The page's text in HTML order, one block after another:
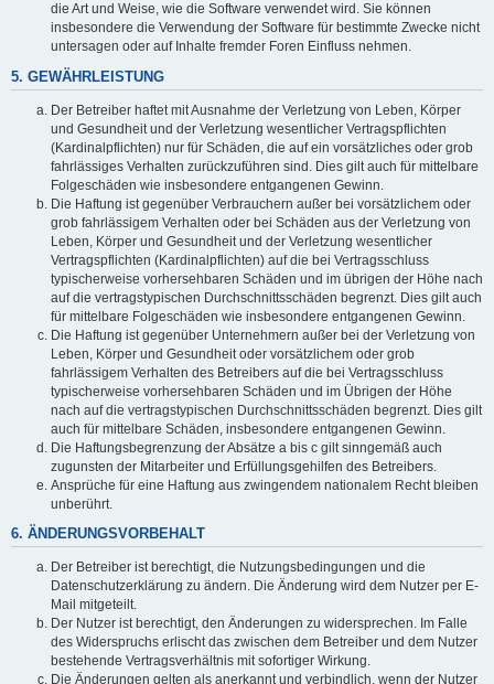
die Art und Weise, wie die Software verwendet wird. Sie können
insbesondere die Verwendung der Software für bestimmte Zwecke nicht
untersagen oder auf Inhalte fremder Foren Einfluss nehmen.
5. GEWÄHRLEISTUNG
Der Betreiber haftet mit Ausnahme der Verletzung von Leben, Körper
und Gesundheit und der Verletzung wesentlicher Vertragspflichten
(Kardinalpflichten) nur für Schäden, die auf ein vorsätzliches oder grob
fahrlässiges Verhalten zurückzuführen sind. Dies gilt auch für mittelbare
Folgeschäden wie insbesondere entgangenen Gewinn.
Die Haftung ist gegenüber Verbrauchern außer bei vorsätzlichem oder
grob fahrlässigem Verhalten oder bei Schäden aus der Verletzung von
Leben, Körper und Gesundheit und der Verletzung wesentlicher
Vertragspflichten (Kardinalpflichten) auf die bei Vertragsschluss
typischerweise vorhersehbaren Schäden und im übrigen der Höhe nach
auf die vertragstypischen Durchschnittsschäden begrenzt. Dies gilt auch
für mittelbare Folgeschäden wie insbesondere entgangenen Gewinn.
Die Haftung ist gegenüber Unternehmern außer bei der Verletzung von
Leben, Körper und Gesundheit oder vorsätzlichem oder grob
fahrlässigem Verhalten des Betreibers auf die bei Vertragsschluss
typischerweise vorhersehbaren Schäden und im Übrigen der Höhe
nach auf die vertragstypischen Durchschnittsschäden begrenzt. Dies gilt
auch für mittelbare Schäden, insbesondere entgangenen Gewinn.
Die Haftungsbegrenzung der Absätze a bis c gilt sinngemäß auch
zugunsten der Mitarbeiter und Erfüllungsgehilfen des Betreibers.
Ansprüche für eine Haftung aus zwingendem nationalem Recht bleiben
unberührt.
6. ÄNDERUNGSVORBEHALT
Der Betreiber ist berechtigt, die Nutzungsbedingungen und die
Datenschutzerklärung zu ändern. Die Änderung wird dem Nutzer per E-
Mail mitgeteilt.
Der Nutzer ist berechtigt, den Änderungen zu widersprechen. Im Falle
des Widerspruchs erlischt das zwischen dem Betreiber und dem Nutzer
bestehende Vertragsverhältnis mit sofortiger Wirkung.
Die Änderungen gelten als anerkannt und verbindlich, wenn der Nutzer